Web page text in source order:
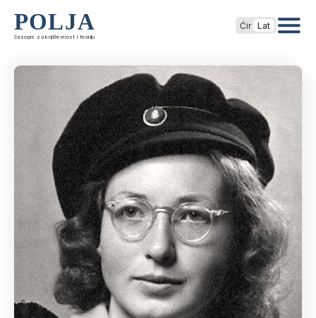
POLJA
časopis za književnost i teoriju
Ćir Lat